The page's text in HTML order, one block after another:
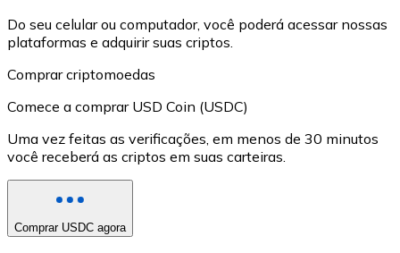
Do seu celular ou computador, você poderá acessar nossas
plataformas e adquirir suas criptos.
Comprar criptomoedas
Comece a comprar USD Coin (USDC)
Uma vez feitas as verificações, em menos de 30 minutos
você receberá as criptos em suas carteiras.
Comprar USDC agora